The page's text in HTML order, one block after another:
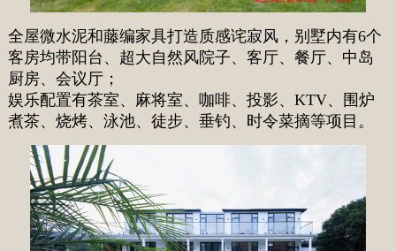
全屋微水泥和藤编家具打造质感诧寂风，别墅内有6个
客房均带阳台、超大自然风院子、客厅、餐厅、中岛
厨房、会议厅；
娱乐配置有茶室、麻将室、咖啡、投影、KTV、围炉
煮茶、烧烤、泳池、徒步、垂钓、时令菜摘等项目。